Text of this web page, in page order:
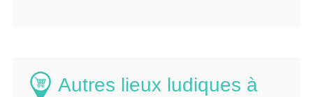
Autres lieux ludiques à